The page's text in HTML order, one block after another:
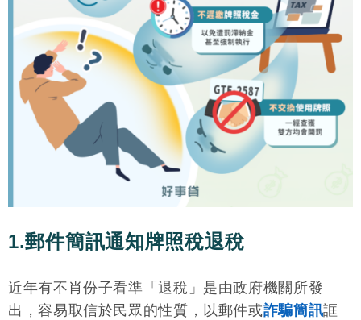
1.郵件簡訊通知牌照稅退稅
近年有不肖份子看準「退稅」是由政府機關所發
出，容易取信於民眾的性質，以郵件或詐騙簡訊誆